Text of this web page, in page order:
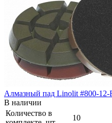
Алмазный пад Linolit #800-
В наличии
Количество в
10